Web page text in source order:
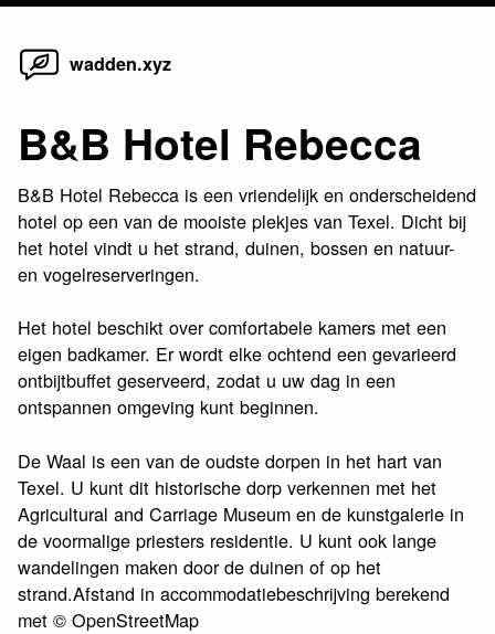
Skip
wadden.xyz
B&B Hotel Rebecca
B&B Hotel Rebecca is een vriendelijk en onderscheidend
hotel op een van de mooiste plekjes van Texel. Dicht bij
het hotel vindt u het strand, duinen, bossen en natuur-
en vogelreserveringen.
Het hotel beschikt over comfortabele kamers met een
eigen badkamer. Er wordt elke ochtend een gevarieerd
ontbijtbuffet geserveerd, zodat u uw dag in een
ontspannen omgeving kunt beginnen.
De Waal is een van de oudste dorpen in het hart van
Texel. U kunt dit historische dorp verkennen met het
Agricultural and Carriage Museum en de kunstgalerie in
de voormalige priesters residentie. U kunt ook lange
wandelingen maken door de duinen of op het
strand.Afstand in accommodatiebeschrijving berekend
met © OpenStreetMap